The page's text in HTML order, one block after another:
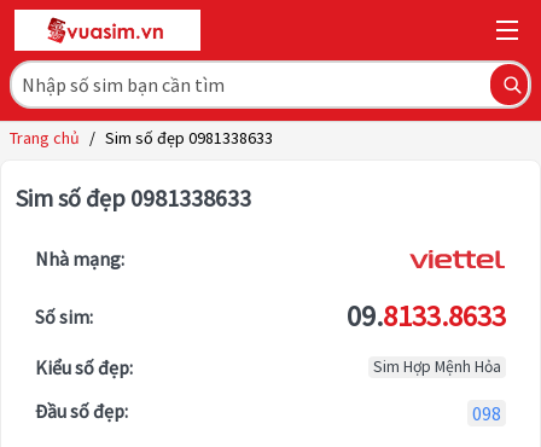
Trang chủ / Sim số đẹp 0981338633
Sim số đẹp 0981338633
Nhà mạng:
Số sim: 09.8133.8633
Kiểu số đẹp: Sim Hợp Mệnh Hỏa
Đầu số đẹp:
098